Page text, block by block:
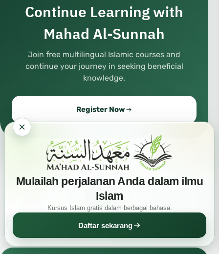
Mulailah perjalanan Anda dalam ilmu
Islam
Kursus Islam gratis dalam berbagai bahasa.
Daftar sekarang
Continue Learning with
Mahad Al-Sunnah
Join free multilingual Islamic courses and
continue your journey in seeking beneficial
knowledge.
Register Now
Frequently Asked Questions